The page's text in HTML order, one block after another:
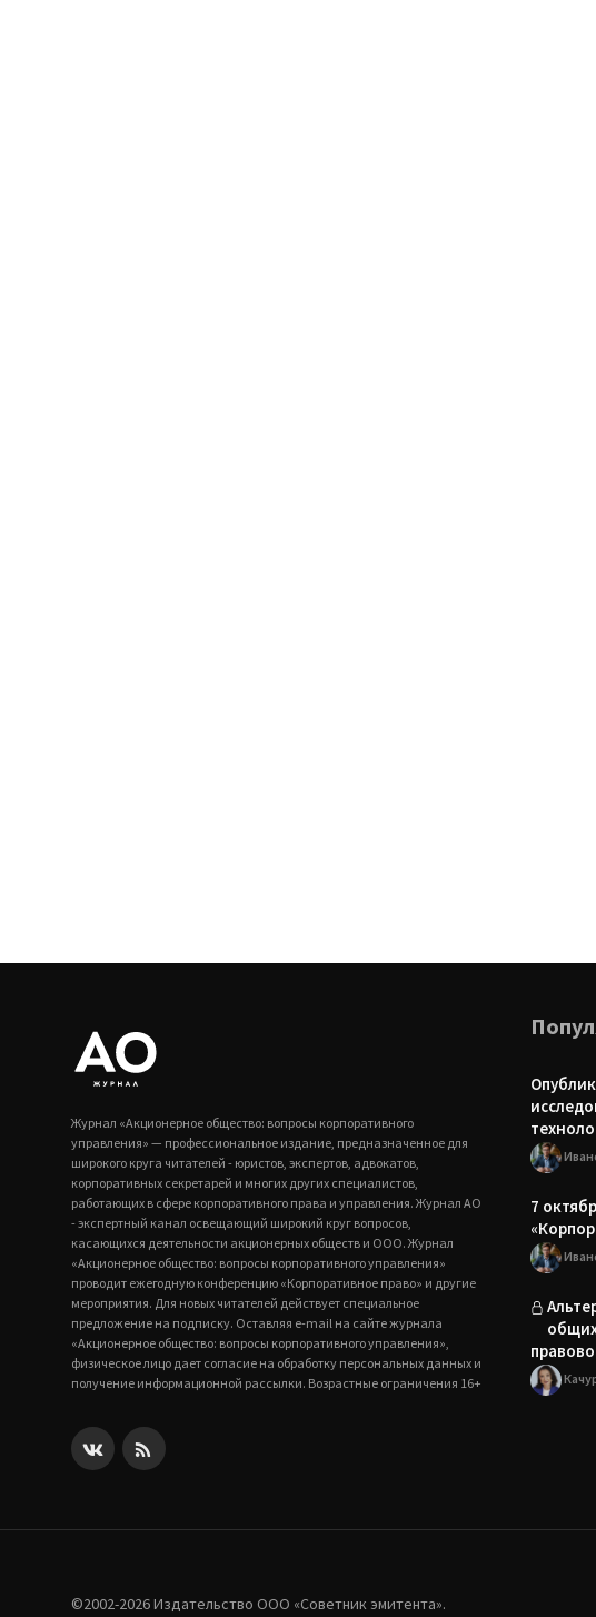
Журнал «Акционерное общество: вопросы корпоративного
управления» — профессиональное издание, предназначенное для
широкого круга читателей - юристов, экспертов, адвокатов,
корпоративных секретарей и многих других специалистов,
работающих в сфере корпоративного права и управления. Журнал АО
- экспертный канал освещающий широкий круг вопросов,
касающихся деятельности акционерных обществ и ООО. Журнал
«Акционерное общество: вопросы корпоративного управления»
проводит ежегодную конференцию «Корпоративное право» и другие
мероприятия. Для новых читателей действует специальное
предложение на подписку. Оставляя e-mail на сайте журнала
«Акционерное общество: вопросы корпоративного управления»,
физическое лицо дает согласие на обработку персональных данных и
получение информационной рассылки. Возрастные ограничения 16+
7
©2002-2026 Издательство ООО «‎Советник эмитента».